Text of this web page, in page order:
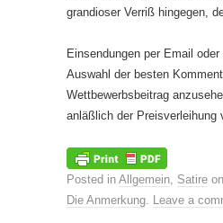
grandioser Verriß hingegen,
Einsendungen per Email
Auswahl der besten
Wettbewerbsbeitrag
anläßlich der Preisverleihung
Posted in Allgemein Satire on
Die Anmerkung Leave a